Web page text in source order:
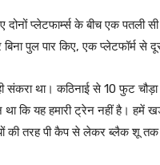
दोनों प्लेटफार्म्स के बीच एक
पुल पार किए, एक प्लेटफॉर्म से
ही संकरा था। कठिनाई से 10 फुट
कि यह हमारी ट्रेन नहीं है। हमें
की तरह पी कैप से लेकर ब्लैक शू तक